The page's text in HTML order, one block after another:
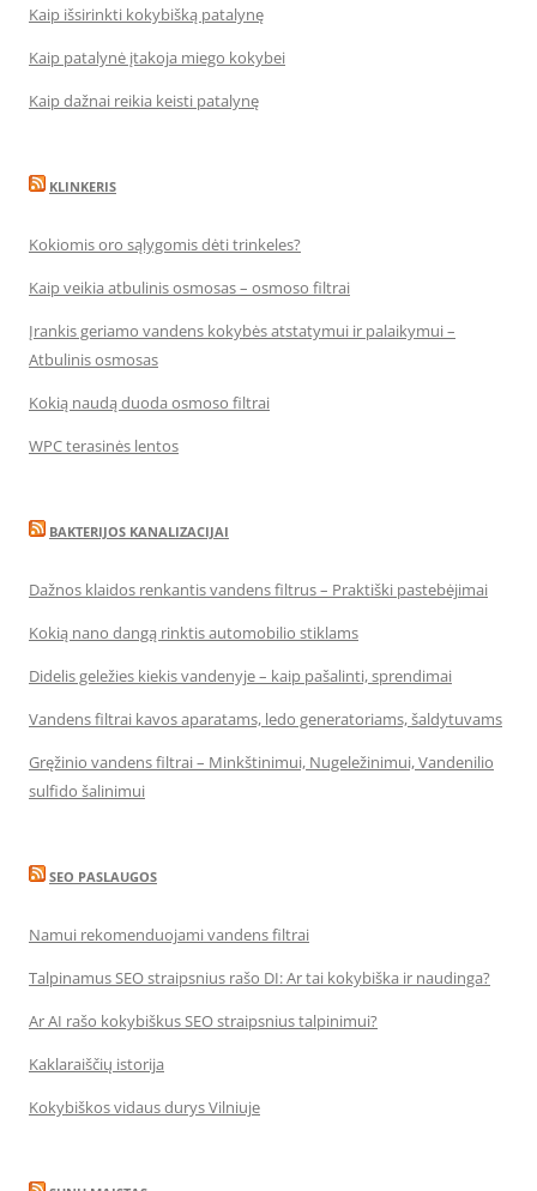
Kaip išsirinkti kokybišką patalynę
Kaip patalynė įtakoja miego kokybei
Kaip dažnai reikia keisti patalynę
KLINKERIS
Kokiomis oro sąlygomis dėti trinkeles?
Kaip veikia atbulinis osmosas – osmoso filtrai
Įrankis geriamo vandens kokybės atstatymui ir palaikymui –
Atbulinis osmosas
Kokią naudą duoda osmoso filtrai
WPC terasinės lentos
BAKTERIJOS KANALIZACIJAI
Dažnos klaidos renkantis vandens filtrus – Praktiški pastebėjimai
Kokią nano dangą rinktis automobilio stiklams
Didelis geležies kiekis vandenyje – kaip pašalinti, sprendimai
Vandens filtrai kavos aparatams, ledo generatoriams, šaldytuvams
Gręžinio vandens filtrai – Minkštinimui, Nugeležinimui, Vandenilio
sulfido šalinimui
SEO PASLAUGOS
Namui rekomenduojami vandens filtrai
Talpinamus SEO straipsnius rašo DI: Ar tai kokybiška ir naudinga?
Ar AI rašo kokybiškus SEO straipsnius talpinimui?
Kaklaraiščių istorija
Kokybiškos vidaus durys Vilniuje